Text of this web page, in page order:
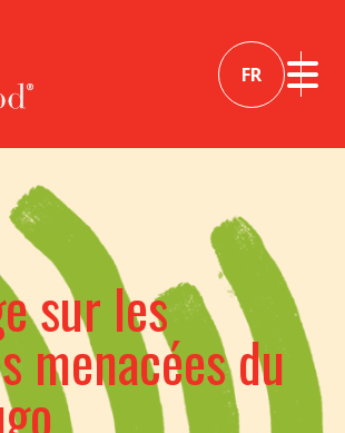
FR
sur les
menacées du